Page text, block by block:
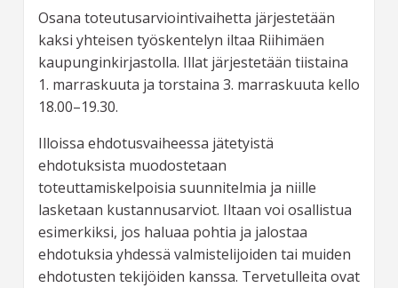
Osana toteutusarviointivaihetta järjestetään
kaksi yhteisen työskentelyn iltaa Riihimäen
kaupunginkirjastolla. Illat järjestetään tiistaina
1. marraskuuta ja torstaina 3. marraskuuta kello
18.00–19.30.
Illoissa ehdotusvaiheessa jätetyistä
ehdotuksista muodostetaan
toteuttamiskelpoisia suunnitelmia ja niille
lasketaan kustannusarviot. Iltaan voi osallistua
esimerkiksi, jos haluaa pohtia ja jalostaa
ehdotuksia yhdessä valmistelijoiden tai muiden
ehdotusten tekijöiden kanssa. Tervetulleita ovat